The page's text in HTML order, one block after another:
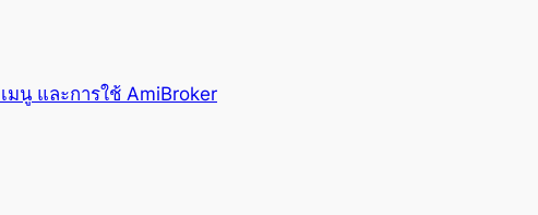
มนู และการใช้ AmiBroker